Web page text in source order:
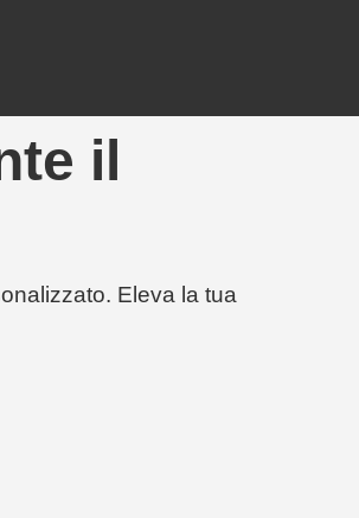
il
Eleva la tua